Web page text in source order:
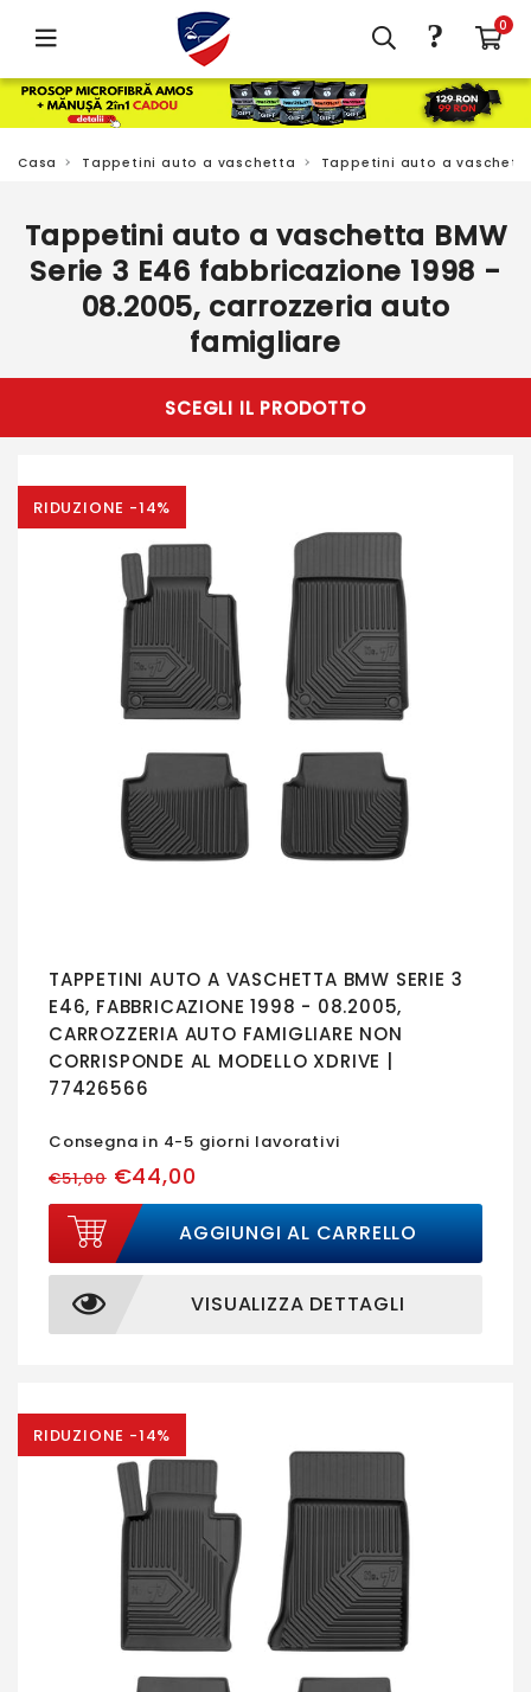
0
?
Casa Tappetini auto a vaschetta Tappetini auto a vaschetta
Tappetini auto a vaschetta BMW
Serie 3 E46 fabbricazione 1998 -
08.2005, carrozzeria auto
famigliare
SCEGLI IL PRODOTTO
RIDUZIONE -14%
TAPPETINI AUTO A VASCHETTA BMW SERIE 3
E46, FABBRICAZIONE 1998 - 08.2005,
CARROZZERIA AUTO FAMIGLIARE NON
CORRISPONDE AL MODELLO XDRIVE |
77426566
Consegna in 4-5 giorni lavorativi
€51,00€44,00
AGGIUNGI AL CARRELLO
VISUALIZZA DETTAGLI
RIDUZIONE -14%